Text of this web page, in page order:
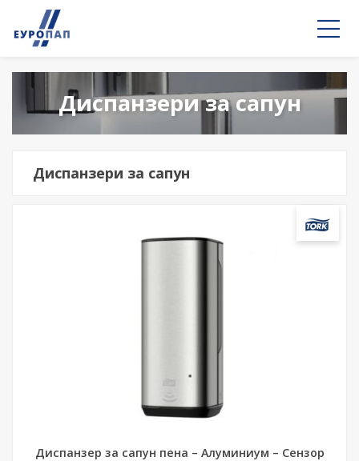
Диспанзери за сапун
Диспанзери за сапун
Диспанзер за сапун пена – Алуминиум – Сензор